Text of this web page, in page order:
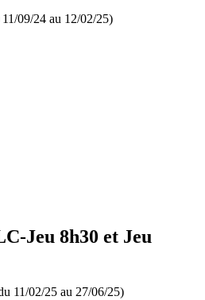
09/24 au 12/02/25)
Jeu 8h30 et Jeu
11/02/25 au 27/06/25)